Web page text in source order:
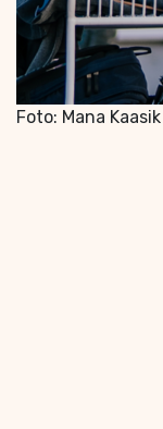
Foto: Mana Kaasik